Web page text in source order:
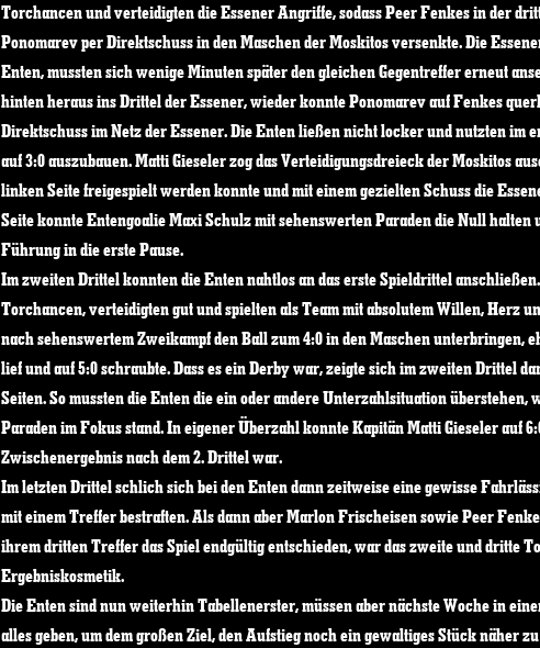
Torchancen und verteidigten die Essener Angriffe, sodass Peer Fenkes in der
Ponomarev per Direktschuss in den Maschen der Moskitos versenkte. Die
Enten, mussten sich wenige Minuten später den gleichen Gegentreffer erneut
hinten heraus ins Drittel der Essener, wieder konnte Ponomarev auf Fenkes
Direktschuss im Netz der Essener. Die Enten ließen nicht locker und nutzten im
auf 3:0 auszubauen. Matti Gieseler zog das Verteidigungsdreieck der Moskitos
linken Seite freigespielt werden konnte und mit einem gezielten Schuss die
Seite konnte Entengoalie Maxi Schulz mit sehenswerten Paraden die Null halten
Führung in die erste Pause.
Im zweiten Drittel konnten die Enten nahtlos an das erste Spieldrittel
Torchancen, verteidigten gut und spielten als Team mit absolutem Willen, Herz
nach sehenswertem Zweikampf den Ball zum 4:0 in den Maschen unterbringen,
lief und auf 5:0 schraubte. Dass es ein Derby war, zeigte sich im zweiten Drittel
Seiten. So mussten die Enten die ein oder andere Unterzahlsituation
Paraden im Fokus stand. In eigener Überzahl konnte Kapitän Matti Gieseler auf
Zwischenergebnis nach dem 2. Drittel war.
Im letzten Drittel schlich sich bei den Enten dann zeitweise eine gewisse
mit einem Treffer bestraften. Als dann aber Marlon Frischeisen sowie Peer
ihrem dritten Treffer das Spiel endgültig entschieden, war das zweite und dritte
Ergebniskosmetik.
Die Enten sind nun weiterhin Tabellenerster, müssen aber nächste Woche in
alles geben, um dem großen Ziel, den Aufstieg noch ein gewaltiges Stück näher